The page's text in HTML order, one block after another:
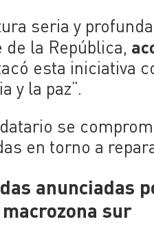
seria y
la República,
esta iniciativa
y la paz”.
se
en torno a
anunciadas
sur